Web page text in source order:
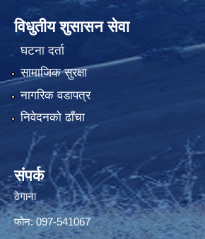
विधुतीय शुसासन सेवा
घटना दर्ता
सामाजिक सुरक्षा
नागरिक वडापत्र
निवेदनको ढाँचा
संपर्क
ठेगाना
फोन: 097-541067